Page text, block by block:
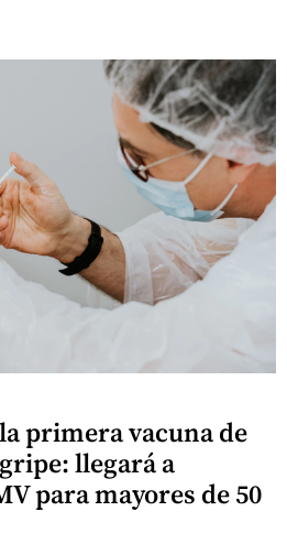
primera vacuna de
llegará a
para mayores de 50